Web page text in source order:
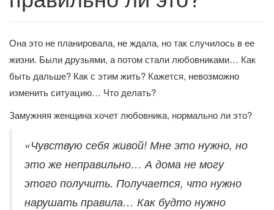
Она это не планировала, не ждала, но так случилось в ее
жизни. Были друзьями, а потом стали любовниками… Как
быть дальше? Как с этим жить? Кажется, невозможно
изменить ситуацию… Что делать?
Замужняя женщина хочет любовника, нормально ли это?
«Чувствую себя живой! Мне это нужно, но
это же неправильно… А дома не могу
этого получить. Получается, что нужно
нарушать правила… Как будто нужно